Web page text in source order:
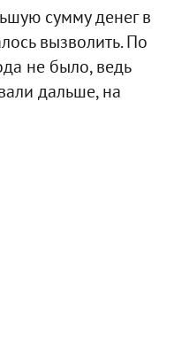
сумму денег в
вызволить. По
не было, ведь
дальше, на